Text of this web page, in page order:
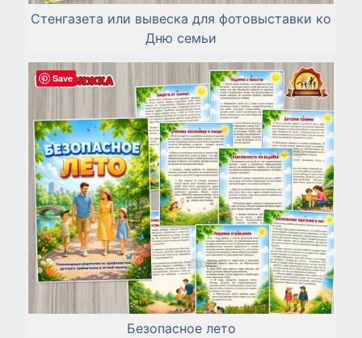
Стенгазета или вывеска для фотовыставки ко
Дню семьи
Безопасное лето
Save